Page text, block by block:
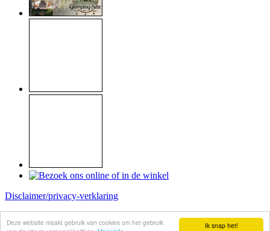
Ik snap het!
Deze website maakt gebruik van cookies om het gebruik
Disclaimer/privacy-verklaring
Site made byKoome-webservice